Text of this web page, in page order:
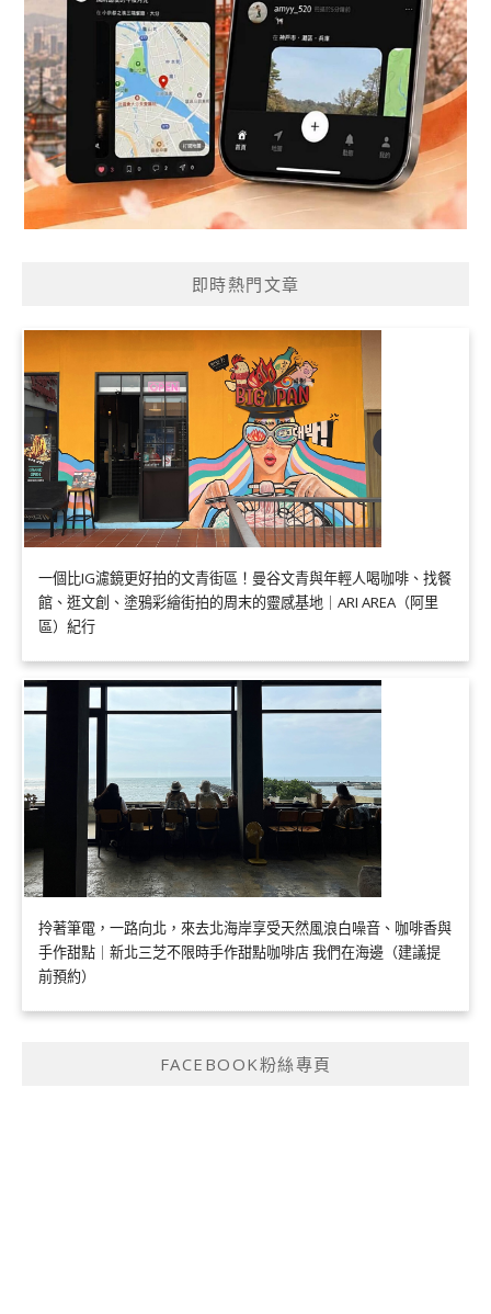
即時熱門文章
一個比IG濾鏡更好拍的文青街區！曼谷文青與年輕人喝咖啡、找餐
館、逛文創、塗鴉彩繪街拍的周末的靈感基地｜ARI AREA（阿里
區）紀行
拎著筆電，一路向北，來去北海岸享受天然風浪白噪音、咖啡香與
手作甜點｜新北三芝不限時手作甜點咖啡店 我們在海邊（建議提
前預約）
FACEBOOK粉絲專頁